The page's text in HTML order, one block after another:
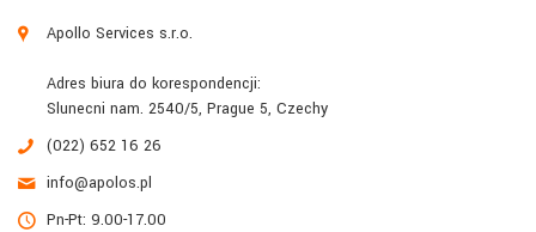
Apollo Services s.r.o.
Adres biura do korespondencji:
Slunecni nam. 2540/5, Prague 5, Czechy
(022) 652 16 26
info@apolos.pl
Pn-Pt: 9.00-17.00